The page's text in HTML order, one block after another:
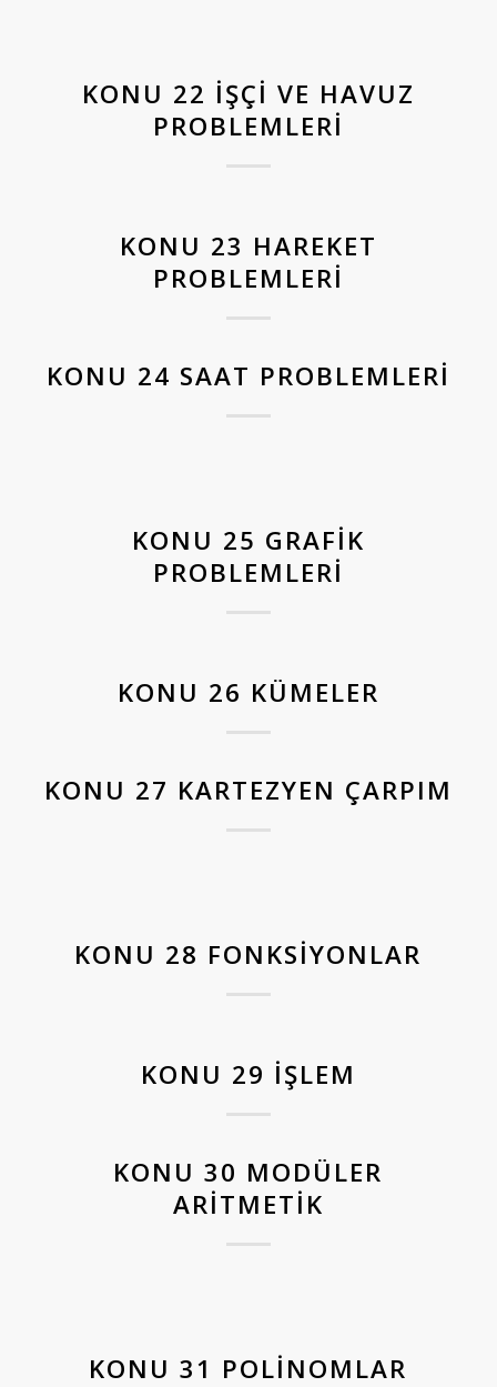
KONU 22 İŞÇI VE HAVUZ
PROBLEMLERI
KONU 23 HAREKET
PROBLEMLERI
KONU 24 SAAT PROBLEMLERI
KONU 25 GRAFIK
PROBLEMLERI
KONU 26 KÜMELER
KONU 27 KARTEZYEN ÇARPIM
KONU 28 FONKSIYONLAR
KONU 29 İŞLEM
KONU 30 MODÜLER
ARITMETIK
KONU 31 POLINOMLAR